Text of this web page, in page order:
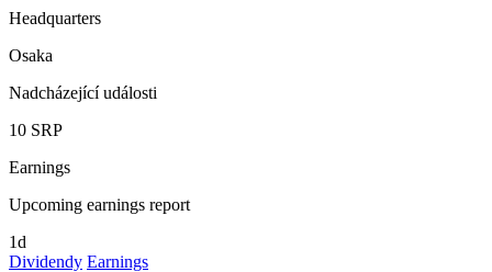
Headquarters
Osaka
Nadcházející události
10 SRP
Earnings
Upcoming earnings report
1d
Dividendy Earnings